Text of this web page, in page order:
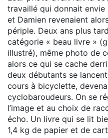
travaillé qui donnait
et Damien revenaient
périple. Deux ans plus
catégorie « beau livre »
illustré), même photo de
alors ce qui se cache
deux débutants se
cours à bicyclette,
cyclobaroudeurs. On se
l’image et au choix de
écho. Un livre qui se lit
1,4 kg de papier et de